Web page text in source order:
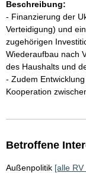
Beschreibung:
- Finanzierung der
Verteidigung) und
zugehörigen
Wiederaufbau nach
des Haushalts und
- Zudem
Kooperation
Betroffene
Außenpolitik [alle RV